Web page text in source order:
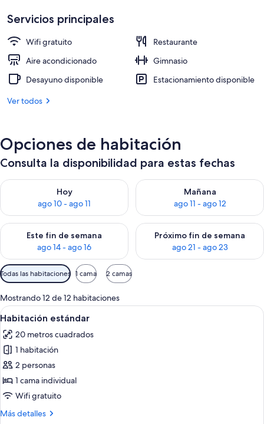
Exterior
Servicios principales
Wifi gratuito
Restaurante
Aire acondicionado
Gimnasio
Desayuno disponible
Estacionamiento disponible
Ver todos
Opciones de habitación
Consulta la disponibilidad para estas fechas
Hoy
ago 10 - ago 11
Consulta la disponibilidad para hoy ago 10 - ago 11
Mañana
ago 11 - ago 12
Consulta la disponibilidad
Este fin de semana
ago 14 - ago 16
Consulta la disponibilidad para este fin de semana ago 14 -
Próximo fin de semana
ago 21 - ago 23
Consulta la disponibilidad
Filtros
disponibles
para
las
habitaciones
Todas las habitaciones 1 cama 2 camas
Mostrando 12 de 12 habitaciones
Abrir
todas
las
fotos
de
Habitación
estándar
Habitación de hotel con una cama
6
Habitación estándar
20 metros cuadrados
1 habitación
2 personas
1 cama individual
Wifi gratuito
Más detalles
Más